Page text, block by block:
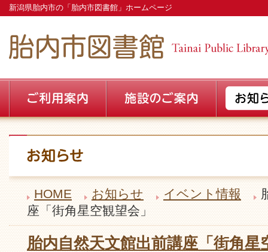
新潟県胎内市の「胎内市図書館」ホームページ
HOME お知らせ イベント情報
座「街角星空観望会」
胎内自然天文館出前講座「街角星